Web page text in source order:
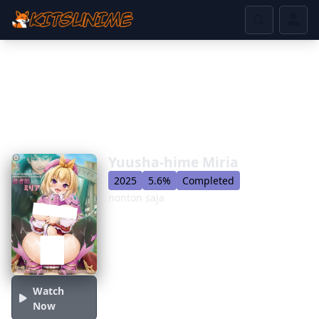
Watch
Now
Yuusha-hime Miria
2025 5.6%
Completed
nonton saja